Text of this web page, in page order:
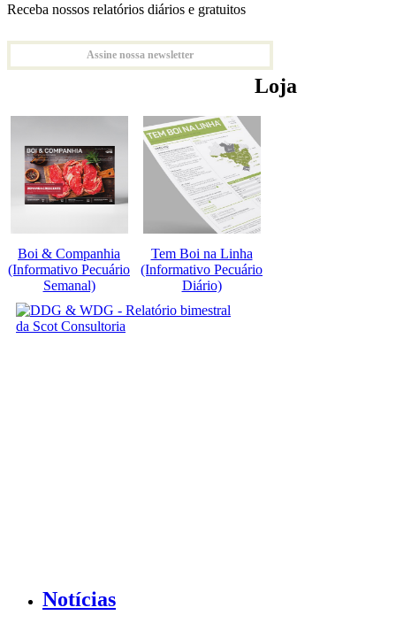
Receba nossos relatórios diários e gratuitos
Assine nossa newsletter
Loja
Boi & Companhia
(Informativo Pecuário
Semanal)
Tem Boi na Linha
(Informativo Pecuário
Diário)
Notícias